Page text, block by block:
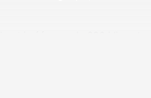
een douche, gratis